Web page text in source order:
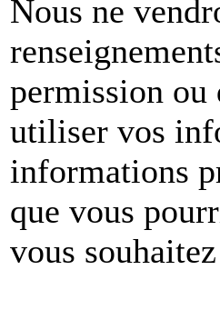
Nous ne
permission ou
utiliser vos
informations
que vous
vous